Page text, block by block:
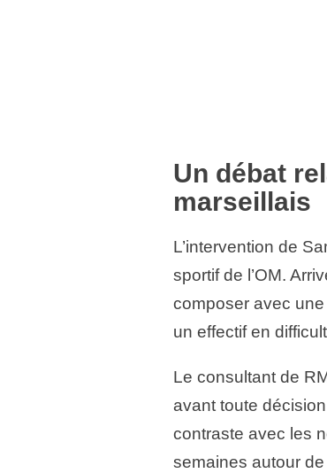
Un débat
marseillais
L’intervention de
sportif de l’OM.
composer avec
un effectif en
Le consultant de
avant toute
contraste avec les
semaines autour